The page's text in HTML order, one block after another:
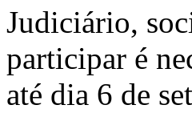
Judiciário,
participar é
até dia 6 de